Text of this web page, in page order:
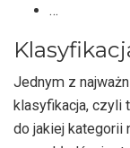
…
Jednym z
klasyfikacja, czyli
do jakiej kategorii